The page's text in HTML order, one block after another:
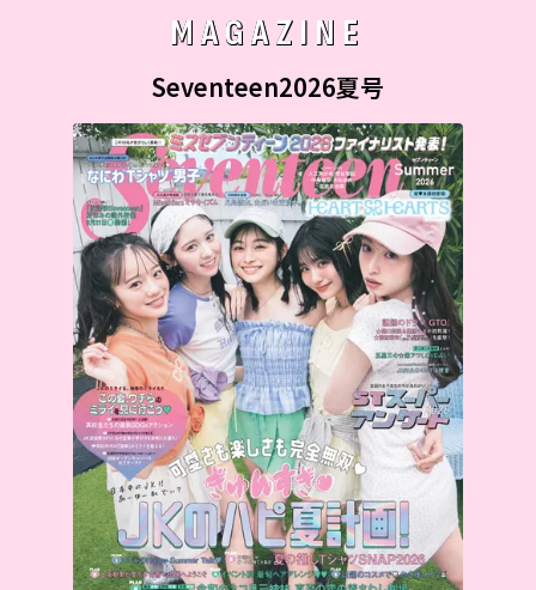
MAGAZINE
Seventeen2026夏号